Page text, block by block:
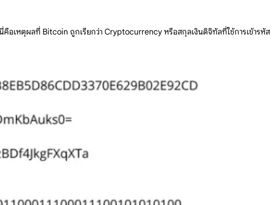
อเหตุผลที่ Bitcoin ถูกเรียกว่า Cryptocurrency หรือสกุลเงินดิจิทัลที่ใช้การเข้ารหัส